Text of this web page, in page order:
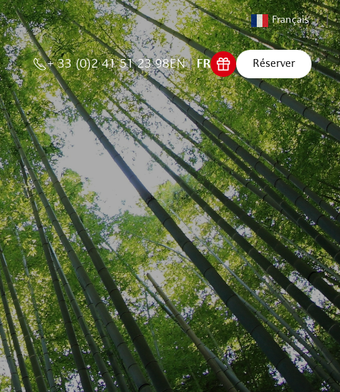
+ 33 (0)2 41 51 23 98
Français ▼
EN FR Réserver